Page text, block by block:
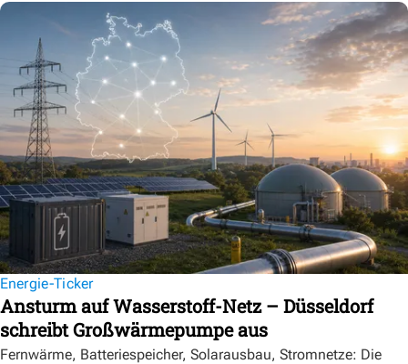
Energie-Ticker
Ansturm auf Wasserstoff-Netz – Düsseldorf
schreibt Großwärmepumpe aus
Fernwärme, Batteriespeicher, Solarausbau, Stromnetze: Die